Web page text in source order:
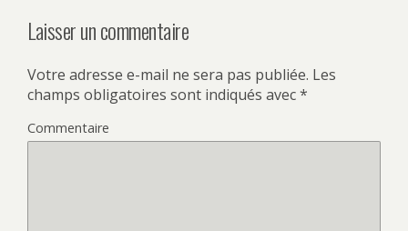
Laisser un commentaire
Votre adresse e-mail ne sera pas publiée. Les
champs obligatoires sont indiqués avec*
Commentaire